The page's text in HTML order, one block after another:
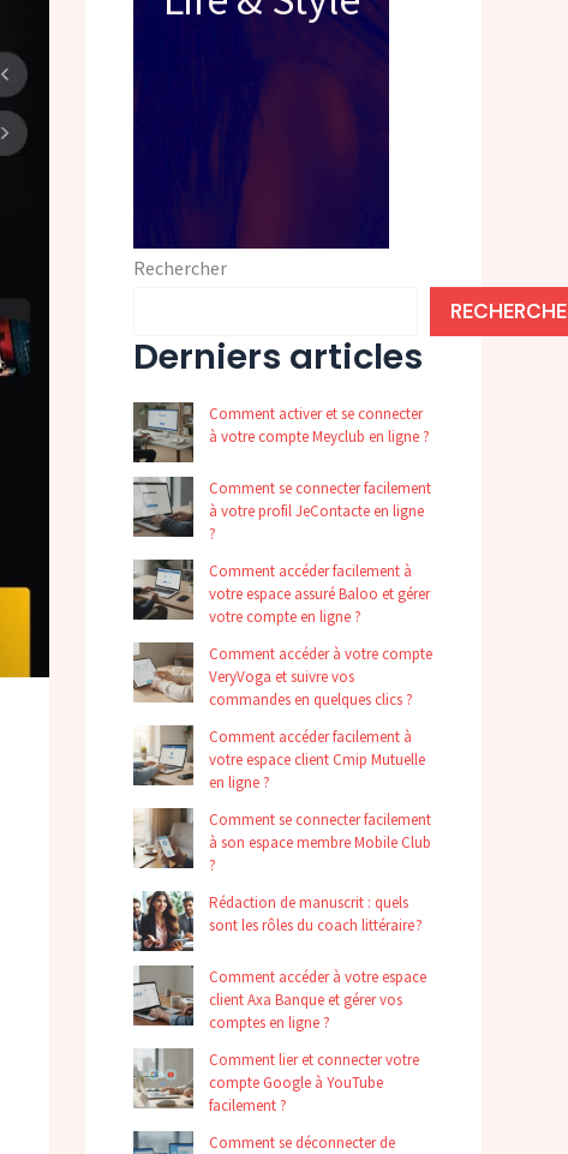
Rechercher
Derniers articles
Comment activer et se connecter
à votre compte Meyclub en ligne ?
Comment se connecter facilement
à votre profil JeContacte en ligne
?
Comment accéder facilement à
votre espace assuré Baloo et gérer
votre compte en ligne ?
Comment accéder à votre compte
VeryVoga et suivre vos
commandes en quelques clics ?
Comment accéder facilement à
votre espace client Cmip Mutuelle
en ligne ?
Comment se connecter facilement
à son espace membre Mobile Club
?
Rédaction de manuscrit : quels
sont les rôles du coach littéraire ?
Comment accéder à votre espace
client Axa Banque et gérer vos
comptes en ligne ?
Comment lier et connecter votre
compte Google à YouTube
facilement ?
Comment se déconnecter de